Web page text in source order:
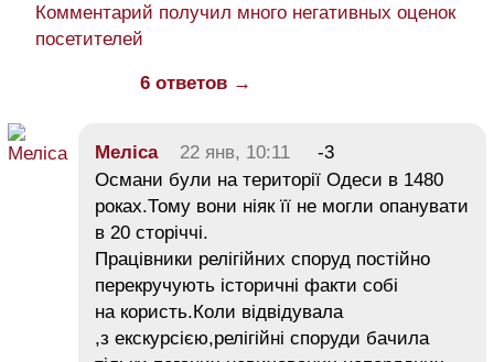
Комментарий получил много негативных оценок
посетителей
6 ответов →
Меліса 22 янв, 10:11
-3
Османи були на території Одеси в 1480
роках.Тому вони ніяк її не могли опанувати
в 20 сторіччі.
Працівники релігійних споруд постійно
перекручують історичні факти собі
на користь.Коли відвідувала
,з екскурсією,релігійні споруди бачила